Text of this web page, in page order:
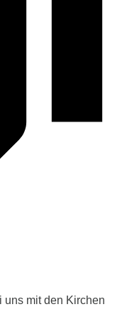
uns mit den Kirchen